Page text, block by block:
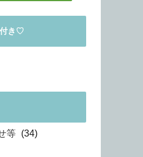
き♡
等 (34)